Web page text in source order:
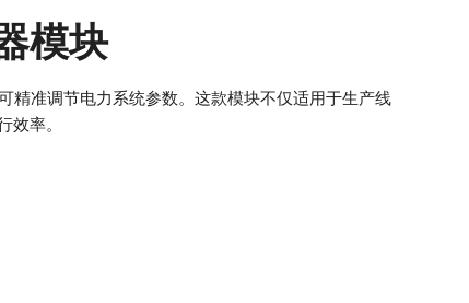
模块
准调节电力系统参数。这款模块不仅适用于生产线
率。